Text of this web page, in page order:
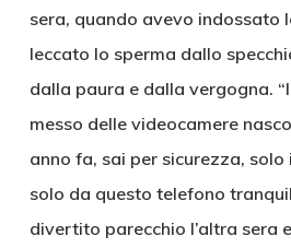
sera, quando avevo indossato
leccato lo sperma dallo
dalla paura e dalla vergogna.
messo delle videocamere
anno fa, sai per sicurezza,
solo da questo telefono
divertito parecchio l’altra sera